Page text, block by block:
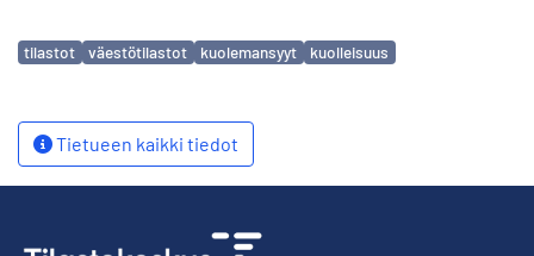
Avainsanat
tilastot väestötilastot kuolemansyyt kuolleisuus
Tietueen kaikki tiedot